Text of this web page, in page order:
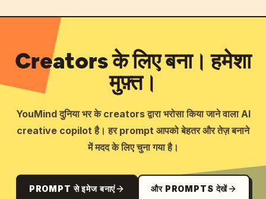
Creators के लिए बना। हमेशा
मुफ़्त।
YouMind दुनिया भर के creators द्वारा भरोसा किया जाने वाला AI
creative copilot है। हर prompt आपको बेहतर और तेज़ बनाने
में मदद के लिए चुना गया है।
PROMPT से इमेज बनाएं और PROMPTS देखें